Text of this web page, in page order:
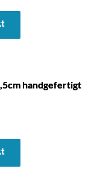
handgefertigt